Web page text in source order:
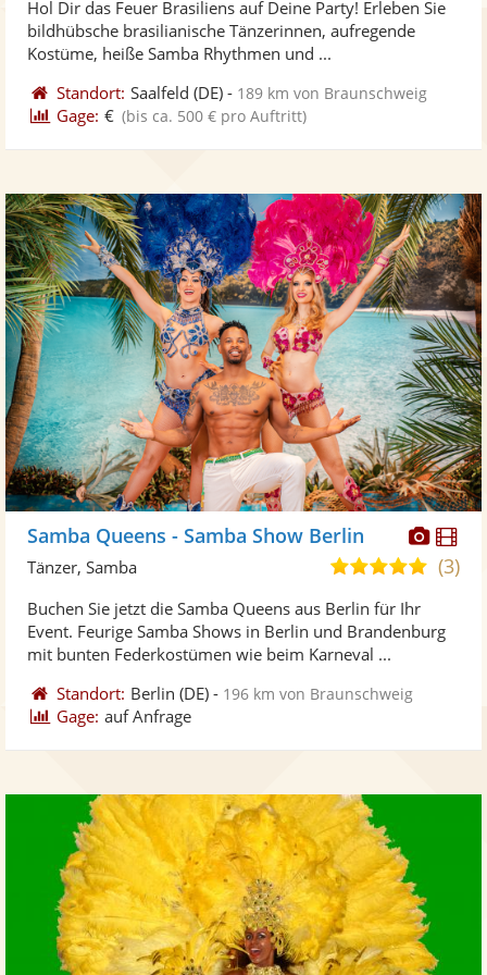
Fotos
5
Hol Dir das Feuer Brasiliens auf Deine Party! Erleben Sie
bildhübsche brasilianische Tänzerinnen, aufregende
Kostüme, heiße Samba Rhythmen und ...
Standort: Saalfeld (DE) - 189 km von Braunschweig
Gage: € (bis ca. 500 € pro Auftritt)
Samba Queens - Samba Show Berlin
5,0
Sternen
(3)
Tänzer, Samba
Buchen Sie jetzt die Samba Queens aus Berlin für Ihr
Event. Feurige Samba Shows in Berlin und Brandenburg
mit bunten Federkostümen wie beim Karneval ...
Standort: Berlin (DE) - 196 km von Braunschweig
Gage: auf Anfrage